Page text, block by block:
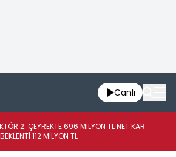
Canlı
2. ÇEYREKTE 696 MİLYON TL NET KAR
112 MİLYON TL